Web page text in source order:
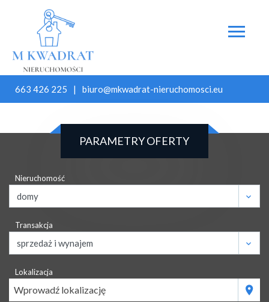
663 426 225 biuro@mkwadrat-nieruchomosci.eu
PARAMETRY OFERTY
Nieruchomość
Transakcja
Lokalizacja
Wprowadź lokalizację